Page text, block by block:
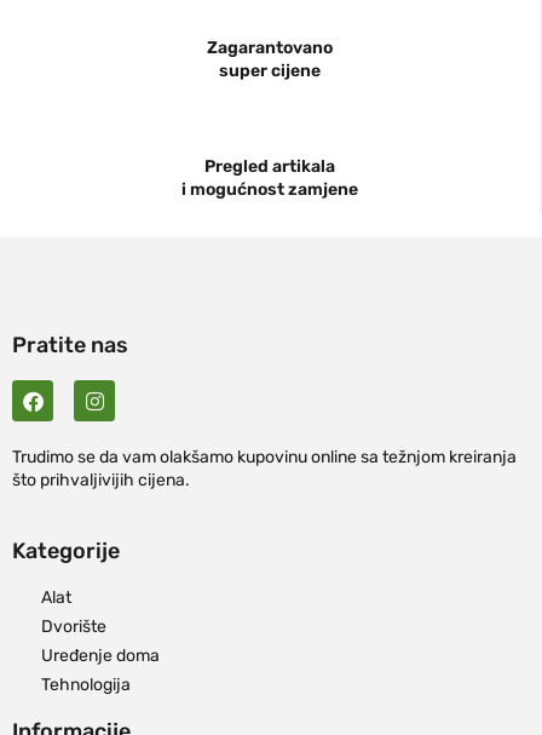
Zagarantovano
super cijene
Pregled artikala
i mogućnost zamjene
Pratite nas
Trudimo se da vam olakšamo kupovinu online sa težnjom kreiranja
što prihvaljivijih cijena.
Kategorije
Alat
Dvorište
Uređenje doma
Tehnologija